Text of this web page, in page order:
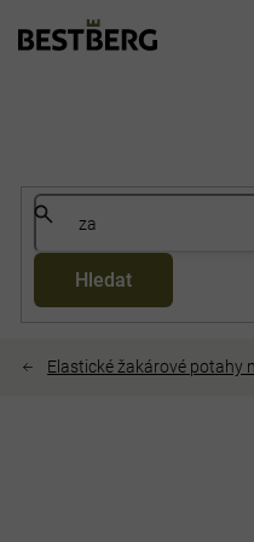
Hledat
Elastické žakárové potahy